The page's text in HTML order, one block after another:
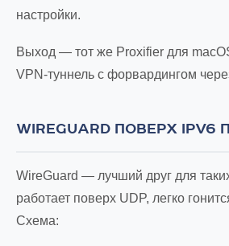
настройки.
Выход — тот же Proxifier для
VPN-туннель с форвардингом
WIREGUARD ПОВЕРХ IPV6
WireGuard — лучший друг для
работает поверх UDP, легко
Схема: